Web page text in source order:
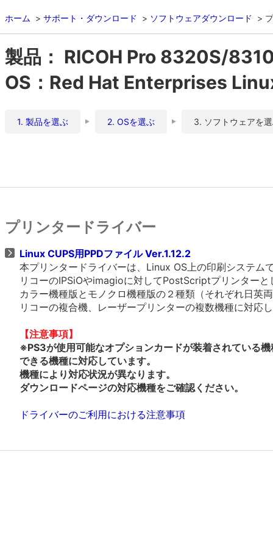
ホーム サポート・ダウンロード ソフトウェアダウンロード
製品： RICOH Pro 8320S/
OS：Red Hat Enterprises
1. 製品を選ぶ 2. OSを選ぶ 3. ソフトウェアを
プリンタードライバー
Linux CUPS用PPDファイル Ver.1.12.2
本プリンタードライバーは、Linux OS上の印刷システ
リコーのIPSiOやimagioに対してPostScriptプリンター
カラー機種版とモノクロ機種版の２種類（それぞれ日英
リコーの複合機、レーザープリンターの複数機種に対応
【注意事項】
※PS3が使用可能なオプションカードが装着されている
できる機種に対応しています。
機種により対応状況が異なります。
ダウンロードページの対応機種をご確認ください。
ドライバーのご利用における注意事項